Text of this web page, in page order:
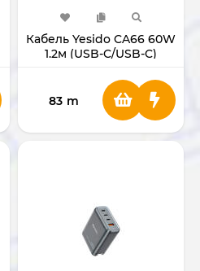
Кабель Yesido CA66 60W
1.2м (USB-C/USB-C)
83 m